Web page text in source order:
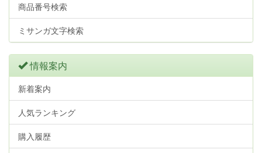
商品番号検索
ミサンガ文字検索
情報案内
新着案内
人気ランキング
購入履歴